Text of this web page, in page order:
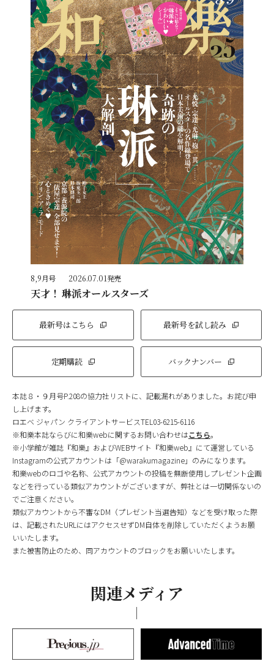
8,9月号 2026.07.01発売
天才！ 琳派オールスターズ
最新号はこちら 最新号を試し読み
定期購読 バックナンバー
本誌８・９月号P.208の協力社リストに、記載漏れがありました。お詫び申
し上げます。
ロエベ ジャパン クライアントサービスTEL03-6215-6116
※和樂本誌ならびに和樂webに関するお問い合わせはこちら。
※小学館が雑誌『和樂』およびWEBサイト『和樂web』にて運営している
Instagramの公式アカウントは「@warakumagazine」のみになります。
和樂webのロゴや名称、公式アカウントの投稿を無断使用しプレゼント企画
などを行っている類似アカウントがございますが、弊社とは一切関係ないの
でご注意ください。
類似アカウントから不審なDM（プレゼント当選告知）などを受け取った際
は、記載されたURLにはアクセスせずDM自体を削除していただくようお願
いいたします。
また被害防止のため、同アカウントのブロックをお願いいたします。
関連メディア